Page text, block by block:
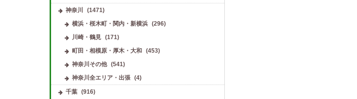
神奈川
(1471)
横浜・桜木町・関内・新横浜
(296)
川崎・鶴見
(171)
町田・相模原・厚木・大和
(453)
神奈川その他
(541)
神奈川全エリア・出張
(4)
千葉 (916)